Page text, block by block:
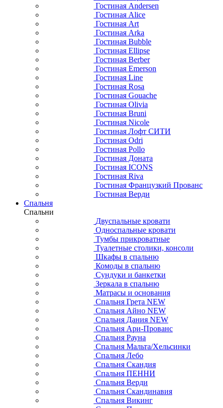
Гостиная Andersen
Гостиная Alice
Гостиная Art
Гостиная Arka
Гостиная Bubble
Гостиная Ellipse
Гостиная Berber
Гостиная Emerson
Гостиная Line
Гостиная Rosa
Гостиная Gouache
Гостиная Olivia
Гостиная Bruni
Гостиная Nicole
Гостиная Лофт СИТИ
Гостиная Odri
Гостиная Pollo
Гостиная Доната
Гостиная ICONS
Гостиная Riva
Гостиная Французкий Прованс
Гостиная Верди
Спальня
Спальни
Двуспальные кровати
Односпальные кровати
Тумбы прикроватные
Туалетные столики, консоли
Шкафы в спальню
Комоды в спальню
Сундуки и банкетки
Зеркала в спальню
Матрасы и основания
Спальня Грета NEW
Спальня Айно NEW
Спальня Дания NEW
Спальня Ари-Прованс
Спальня Рауна
Спальня Мальта/Хельсинки
Спальня Лебо
Спальня Скандия
Спальня ПЕННИ
Спальня Верди
Спальня Скандинавия
Спальня Викинг